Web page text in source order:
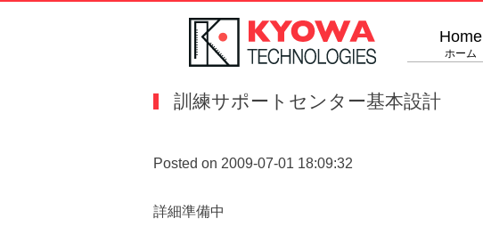
Home
ホーム
訓練サポートセンター基本設計
Posted on 2009-07-01 18:09:32
詳細準備中